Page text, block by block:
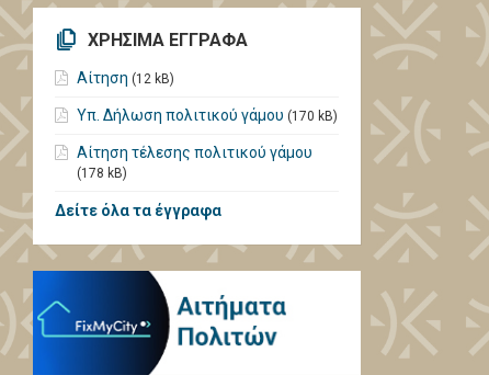
ΧΡΗΣΙΜΑ ΕΓΓΡΑΦΑ
Αίτηση (12 kB)
Υπ. Δήλωση πολιτικού γάμου (170 kB)
Αίτηση τέλεσης πολιτικού γάμου
(178 kB)
Δείτε όλα τα έγγραφα